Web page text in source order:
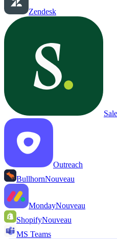
Zendesk
Outreach
BullhornNouveau
MondayNouveau
ShopifyNouveau
MS Teams